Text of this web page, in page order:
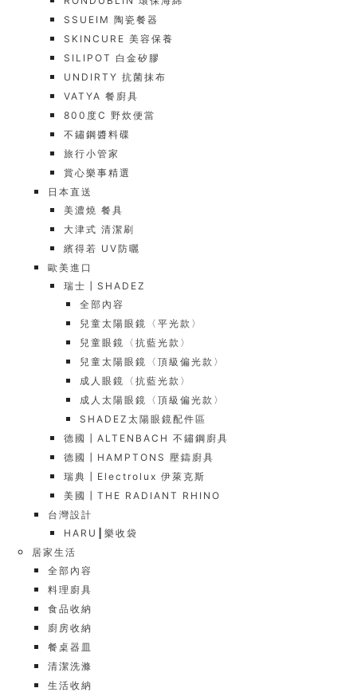
SSUEIM 陶瓷餐器
SKINCURE 美容保養
SILIPOT 白金矽膠
UNDIRTY 抗菌抹布
VATYA 餐廚具
800度C 野炊便當
不鏽鋼醬料碟
旅行小管家
賞心樂事精選
日本直送
美濃燒 餐具
大津式 清潔刷
繽得若 UV防曬
歐美進口
瑞士┃SHADEZ
全部內容
兒童太陽眼鏡〈平光款〉
兒童眼鏡〈抗藍光款〉
兒童太陽眼鏡〈頂級偏光款〉
成人眼鏡〈抗藍光款〉
成人太陽眼鏡〈頂級偏光款〉
SHADEZ太陽眼鏡配件區
德國┃ALTENBACH 不鏽鋼廚具
德國┃HAMPTONS 壓鑄廚具
瑞典┃Electrolux 伊萊克斯
美國┃THE RADIANT RHINO
台灣設計
HARU┃樂收袋
居家生活
全部內容
料理廚具
食品收納
廚房收納
餐桌器皿
清潔洗滌
生活收納